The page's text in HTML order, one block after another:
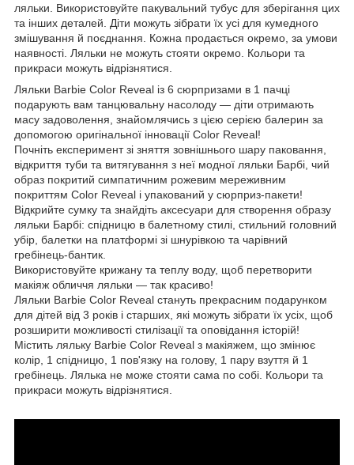
ляльки. Використовуйте пакувальний тубус для зберігання цих
та інших деталей. Діти можуть зібрати їх усі для кумедного
змішування й поєднання. Кожна продається окремо, за умови
наявності. Ляльки не можуть стояти окремо. Кольори та
прикраси можуть відрізнятися.
Ляльки Barbie Color Reveal із 6 сюрпризами в 1 пачці
подарують вам танцювальну насолоду — діти отримають
масу задоволення, знайомлячись з цією серією балерин за
допомогою оригінальної інновації Color Reveal!
Почніть експеримент зі зняття зовнішнього шару паковання,
відкриття туби та витягування з неї модної ляльки Барбі, чий
образ покритий симпатичним рожевим мереживним
покриттям Color Reveal і упакований у сюрприз-пакети!
Відкрийте сумку та знайдіть аксесуари для створення образу
ляльки Барбі: спідницю в балетному стилі, стильний головний
убір, балетки на платформі зі шнурівкою та чарівний
гребінець-бантик.
Використовуйте крижану та теплу воду, щоб перетворити
макіяж обличчя ляльки — так красиво!
Ляльки Barbie Color Reveal стануть прекрасним подарунком
для дітей від 3 років і старших, які можуть зібрати їх усіх, щоб
розширити можливості стилізації та оповідання історій!
Містить ляльку Barbie Color Reveal з макіяжем, що змінює
колір, 1 спідницю, 1 пов'язку на голову, 1 пару взуття й 1
гребінець. Лялька не може стояти сама по собі. Кольори та
прикраси можуть відрізнятися.